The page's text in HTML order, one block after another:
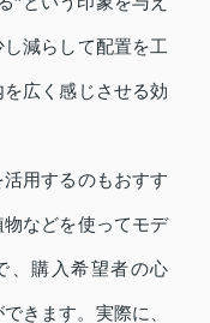
減らして配置を工
広く感じさせる効
用するのもおすす
などを使ってモデ
、購入希望者の心
きます。実際に、